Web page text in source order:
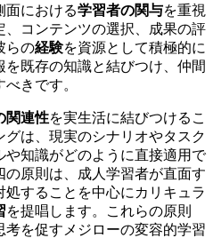
面における学習者の関与を重視
、コンテンツの選択、成果の評
らの経験を資源として積極的に
既存の知識と結びつけ、仲間
きです。
関連性を実生活に結びつけるこ
は、現実のシナリオやタスク
知識がどのように直接適用で
原則は、成人学習者が直面す
することを中心にカリキュラ
を提唱します。これらの原則
を促すメジローの変容的学習